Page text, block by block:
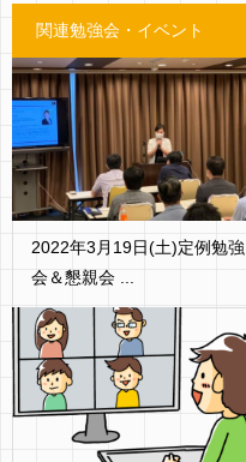
関連勉強会・イベント
2022年3月19日(土)定例勉強
会＆懇親会 ...